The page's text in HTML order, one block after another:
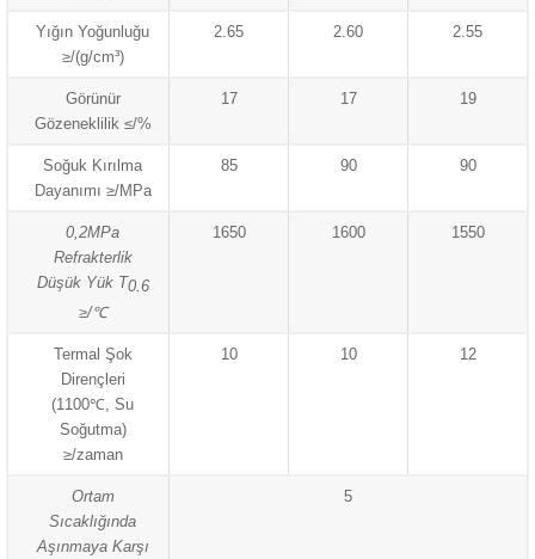
Yığın Yoğunluğu
≥/(g/cm³)
2.65 2.60 2.55
Görünür
Gözeneklilik ≤/%
17 17 19
Soğuk Kırılma
Dayanımı ≥/MPa
85 90 90
0,2MPa
Refrakterlik
Düşük Yük T0.6
≥/℃
1650 1600 1550
Termal Şok
Dirençleri
(1100℃, Su
Soğutma)
≥/zaman
10 10 12
Ortam
Sıcaklığında
Aşınmaya Karşı
5